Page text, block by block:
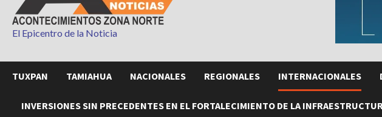
El Epicentro de la Noticia
TUXPAN TAMIAHUA NACIONALES REGIONALES INTERNACIONALES
INVERSIONES SIN PRECEDENTES EN EL FORTALECIMIENTO DE LA